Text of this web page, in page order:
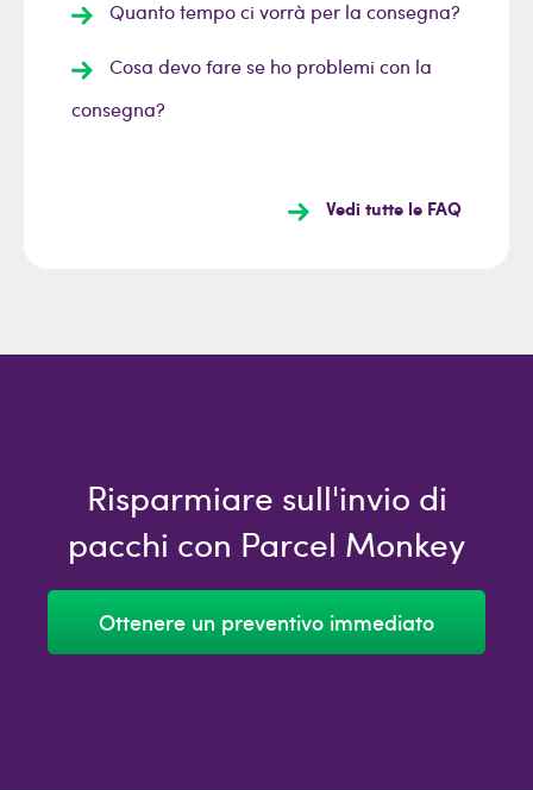
Quanto tempo ci vorrà per la consegna?
Cosa devo fare se ho problemi con la
consegna?
Vedi tutte le FAQ
Risparmiare sull'invio di
pacchi con Parcel Monkey
Ottenere un preventivo immediato